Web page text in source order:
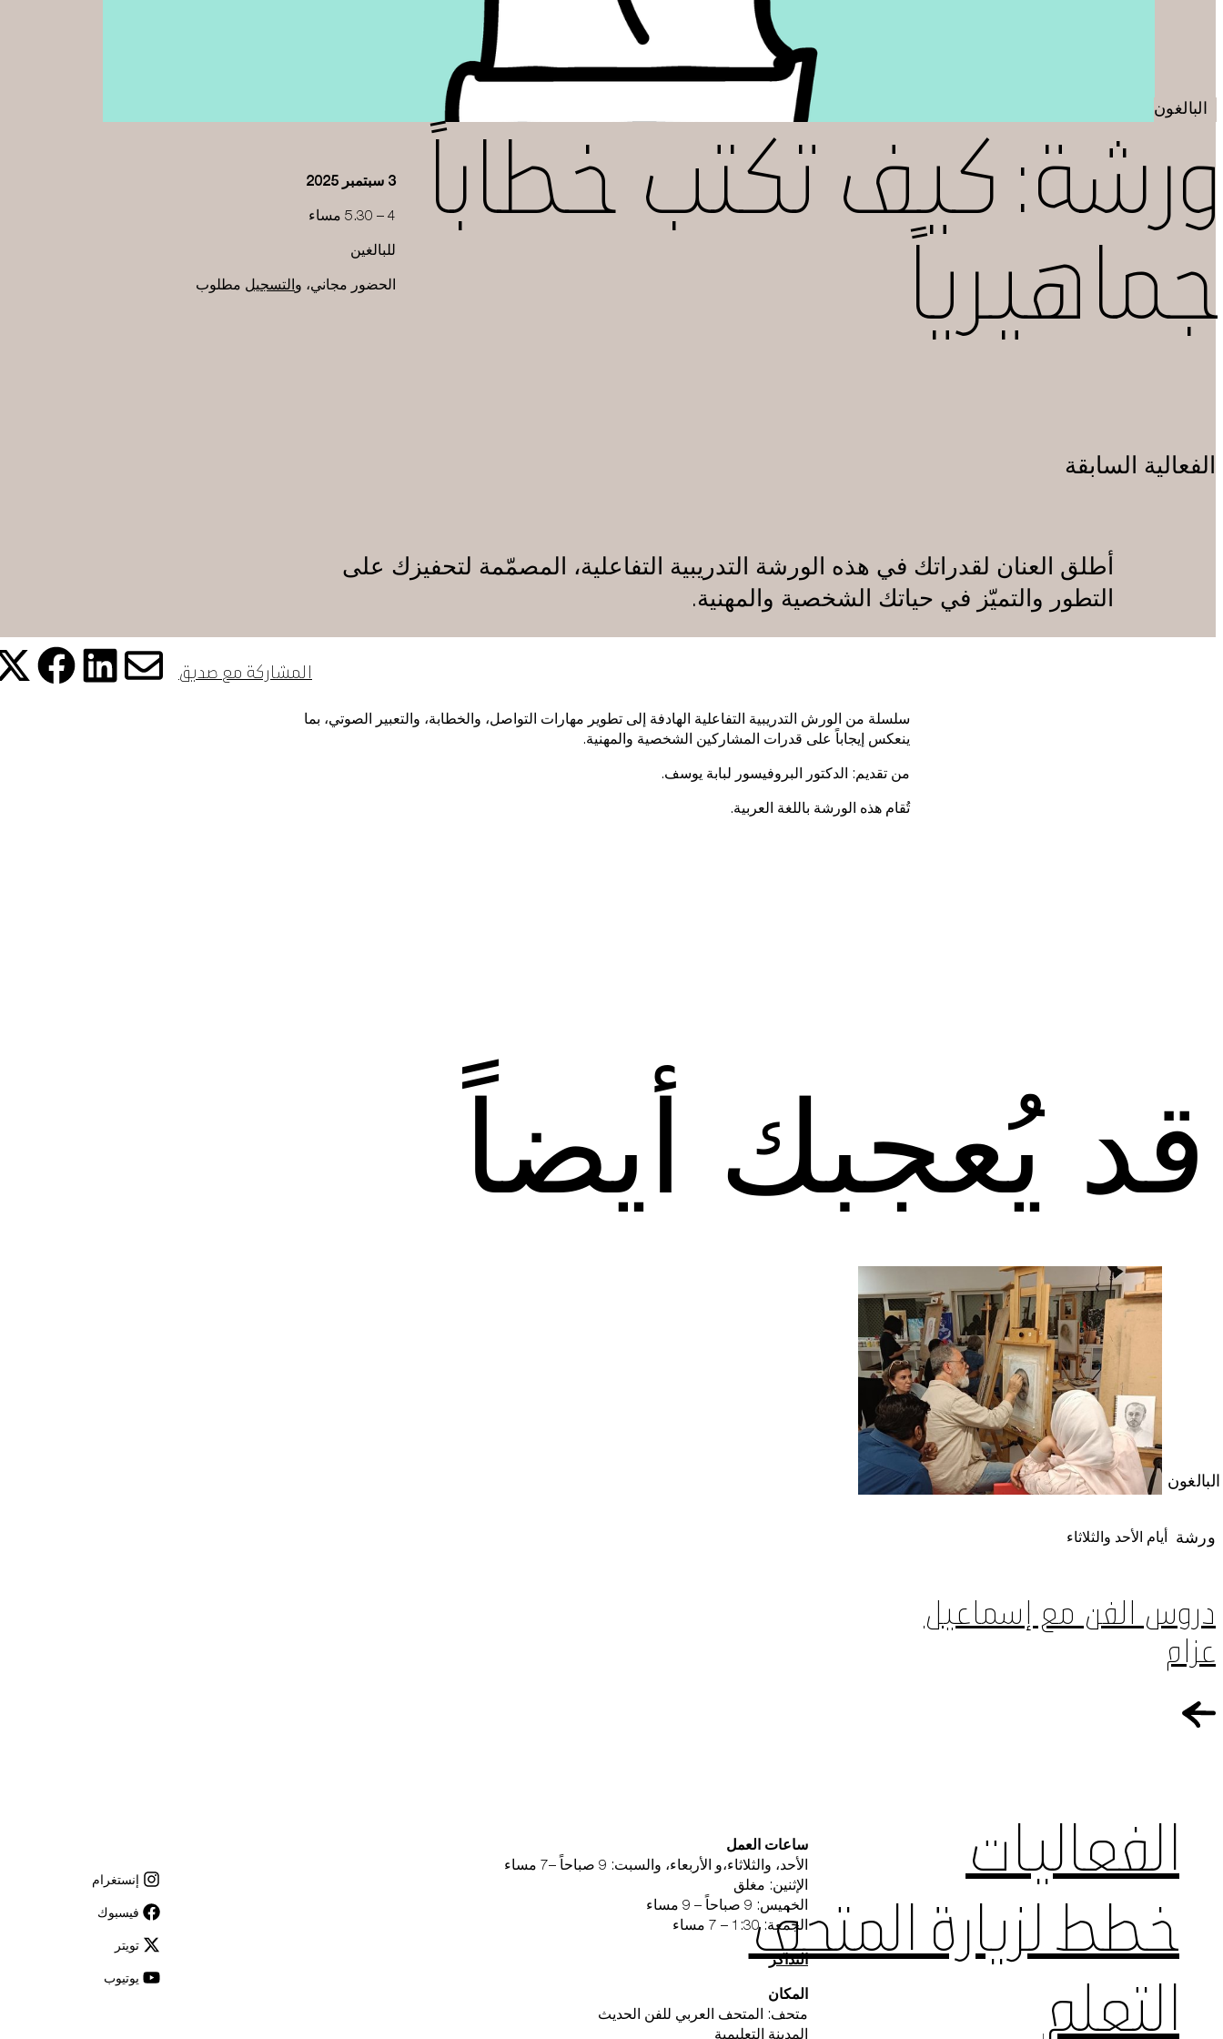
البالغون
ورشة: كيف تكتب خطاباً
جماهيرياً
الفعالية السابقة
3 سبتمبر 2025
4 – 5.30 مساء
للبالغين
الحضور مجاني، والتسجيل مطلوب
أطلق العنان لقدراتك في هذه الورشة التدريبية التفاعلية، المصمّمة لتحفيزك على
التطور والتميّز في حياتك الشخصية والمهنية.
المشاركة مع صديق
سلسلة من الورش التدريبية التفاعلية الهادفة إلى تطوير مهارات التواصل، والخطابة، والتعبير الصوتي، بما
ينعكس إيجاباً على قدرات المشاركين الشخصية والمهنية.
من تقديم: الدكتور البروفيسور لبابة يوسف.
تُقام هذه الورشة باللغة العربية.
قد يُعجبك أيضاً
البالغون
ورشة
دروس الفن مع إسماعيل
عزام
أيام الأحد والثلاثاء
الفعاليات
خطط لزيارة المتحف
التعلم
ساعات العمل
الأحد، والثلاثاء،و الأربعاء، والسبت: 9 صباحاً –7 مساء
الإثنين: مغلق
الخميس: 9 صباحاً – 9 مساء
الجمعة: 1:30 – 7 مساء
التذاكر
المكان
متحف: المتحف العربي للفن الحديث
المدينة التعليمية
إنستغرام
فيسبوك
تويتر
يوتيوب
الفعاليات
خطط لزيارة
التعلم
موسوعة متحف
سياسة ملفات تعريف الارتباط